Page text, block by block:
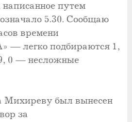
путем
5.30. Сообщаю
времени
легко подбираются 1,
0 — несложные
Михиреву был вынесен
за